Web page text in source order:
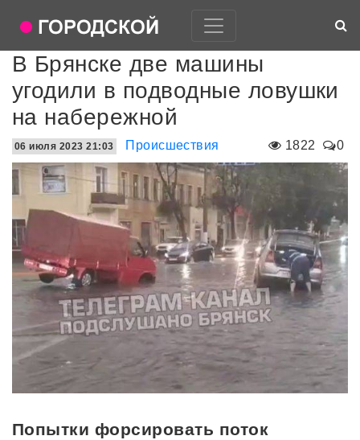
В Брянске две машины
угодили в подводные ловушки
на набережной
1822 0
06 июля 2023 21:03 Происшествия
Попытки форсировать поток